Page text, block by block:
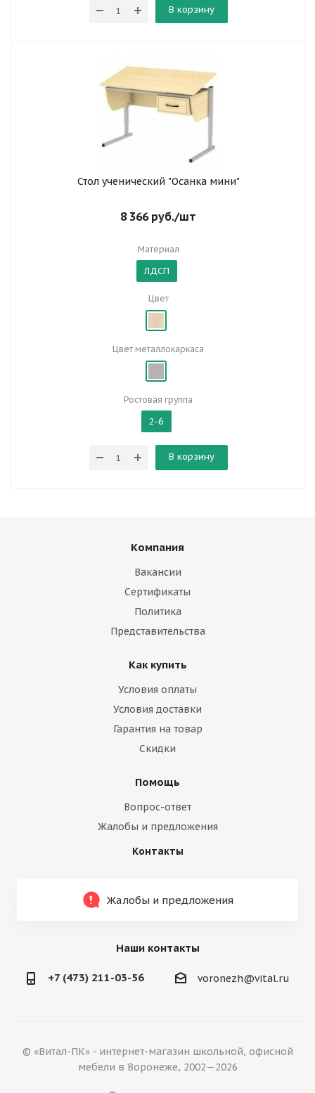
В корзину
Стол ученический "Осанка мини"
8 366руб./шт
Материал
ЛДСП
Цвет
Цвет металлокаркаса
Ростовая группа
2-6
В корзину
Компания
Вакансии
Сертификаты
Политика
Представительства
Как купить
Условия оплаты
Условия доставки
Гарантия на товар
Скидки
Помощь
Вопрос-ответ
Жалобы и предложения
Контакты
Жалобы и предложения
Наши контакты
+7 (473) 211-03-56 voronezh@vital.ru
© «Витал-ПК» - интернет-магазин школьной, офисной
мебели в Воронеже, 2002—2026